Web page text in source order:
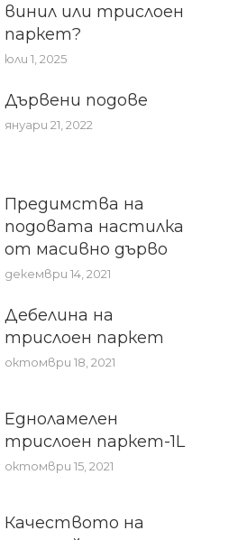
винил или трислоен
паркет?
юли 1, 2025
Дървени подове
януари 21, 2022
Предимства на
подовата настилка
от масивно дърво
декември 14, 2021
Дебелина на
трислоен паркет
октомври 18, 2021
Едноламелен
трислоен паркет-1L
октомври 15, 2021
Качеството на